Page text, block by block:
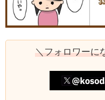
＼フォロワーに